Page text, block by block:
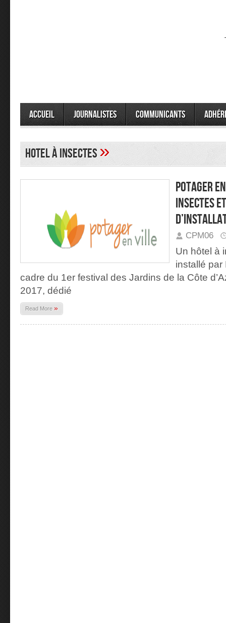
Accueil Journalistes Communicants
hotel à insectes»
Potager
insectes
CPM06
Un hôtel à
installé par
cadre du 1er festival des Jardins de la Côte
2017, dédié
Read More »